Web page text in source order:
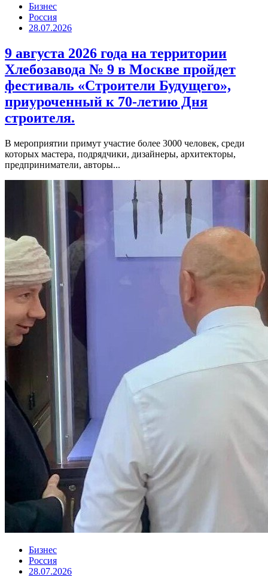
Бизнес
Россия
28.07.2026
9 августа 2026 года на территории
Хлебозавода № 9 в Москве пройдет
фестиваль «Строители Будущего»,
приуроченный к 70-летию Дня
строителя.
В мероприятии примут участие более 3000 человек, среди
которых мастера, подрядчики, дизайнеры, архитекторы,
предприниматели, авторы...
Бизнес
Россия
28.07.2026